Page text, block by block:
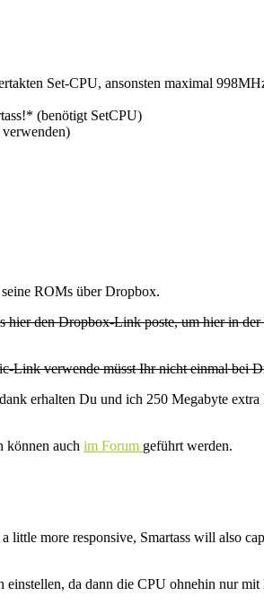
Set-CPU, ansonsten maximal
(benötigt SetCPU)
ROMs über Dropbox.
den Dropbox-Link poste, um hier in
Link verwende müsst Ihr nicht einmal bei
erhalten Du und ich 250 Megabyte
können auch im Forum geführt werden.
more responsive, Smartass will also
einstellen, da dann die CPU ohnehin nur